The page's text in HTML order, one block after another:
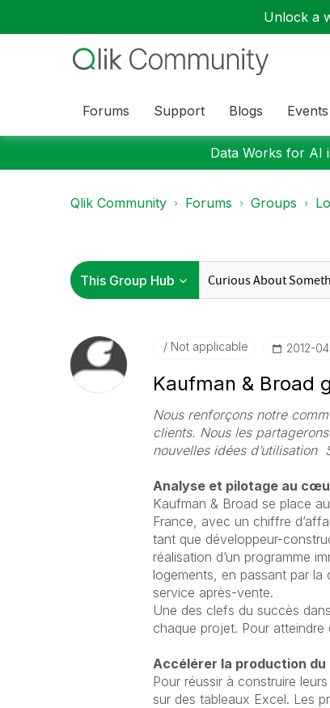
Unlock a
Forums Support Blogs Events
Data Works for AI
Qlik Community Forums Groups
Not applicable ‎2012-
Kaufman & Broad
Nous renforçons notre
clients. Nous les
nouvelles idées d’utilisation
Analyse et pilotage au
Kaufman & Broad se place
France, avec un chiffre
tant que développeur-
réalisation d’un programme
logements, en passant par
service après-vente.
Une des clefs du succès
chaque projet. Pour atteindre
Accélérer la production
Pour réussir à construire
sur des tableaux Excel. Les